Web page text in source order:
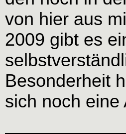
von hier aus
2009 gibt es
Besonderheit
sich noch eine